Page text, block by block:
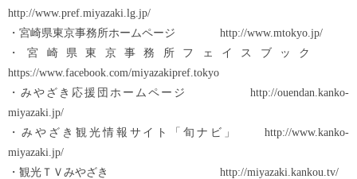
http://www.pref.miyazaki.lg.jp/
・宮崎県東京事務所ホームページ http://www.mtokyo.jp/
・宮崎県東京事務所フェイスブック
https://www.facebook.com/miyazakipref.tokyo
・みやざき応援団ホームページ http://ouendan.kanko-
miyazaki.jp/
・みやざき観光情報サイト「旬ナビ」 http://www.kanko-
miyazaki.jp/
・観光ＴＶみやざき http://miyazaki.kankou.tv/